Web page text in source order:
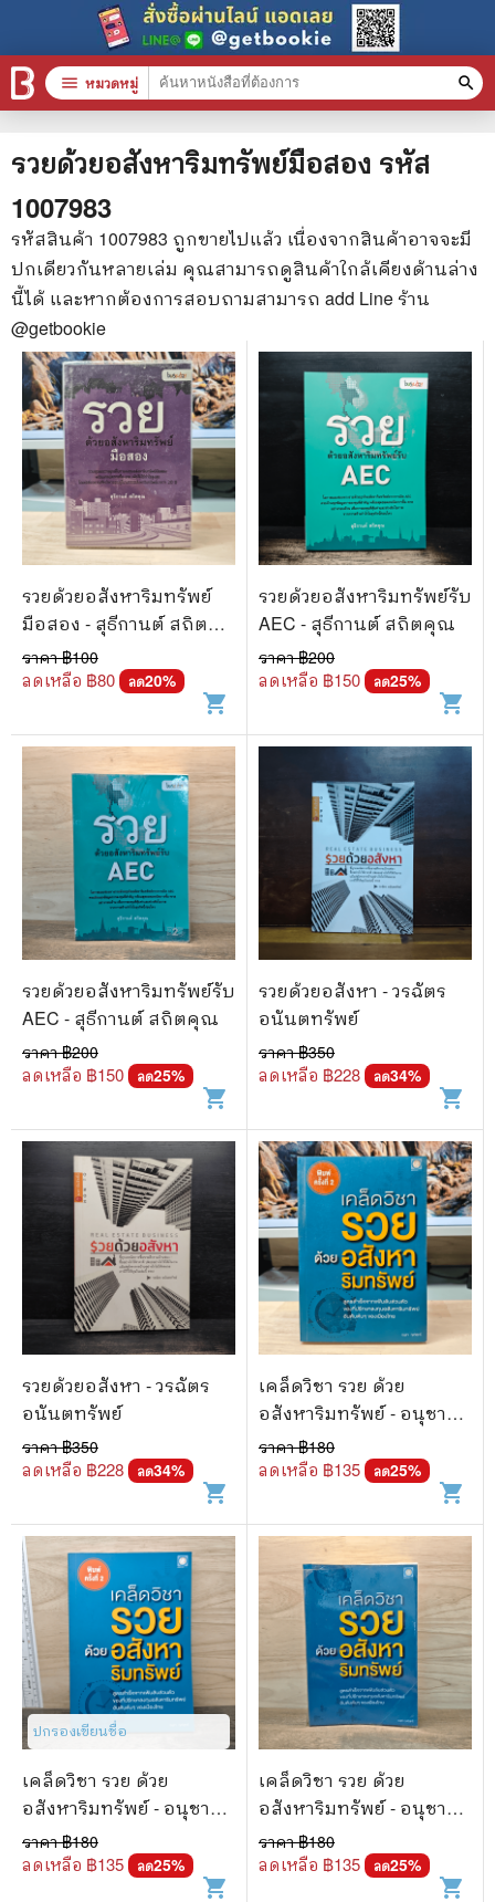
รวยด้วยอสังหาริมทรัพย์มือสอง รหัส
1007983
รหัสสินค้า 1007983 ถูกขายไปแล้ว เนื่องจากสินค้าอาจจะมี
ปกเดียวกันหลายเล่ม คุณสามารถดูสินค้าใกล้เคียงด้านล่าง
นี้ได้ และหากต้องการสอบถามสามารถ add Line ร้าน
@getbookie
รวยด้วยอสังหาริมทรัพย์
มือสอง - สุธีกานต์ สถิต
คุณ
ราคา ฿100
ลดเหลือ ฿80 ลด20%
shopping_cart
รวยด้วยอสังหาริมทรัพย์รับ
AEC - สุธีกานต์ สถิตคุณ
ราคา ฿200
ลดเหลือ ฿150 ลด25%
shopping_cart
รวยด้วยอสังหาริมทรัพย์รับ
AEC - สุธีกานต์ สถิตคุณ
ราคา ฿200
ลดเหลือ ฿150 ลด25%
shopping_cart
รวยด้วยอสังหา - วรฉัตร
อนันตทรัพย์
ราคา ฿350
ลดเหลือ ฿228 ลด34%
shopping_cart
รวยด้วยอสังหา - วรฉัตร
อนันตทรัพย์
ราคา ฿350
ลดเหลือ ฿228 ลด34%
shopping_cart
เคล็ดวิชา รวย ด้วย
อสังหาริมทรัพย์ - อนุชา
กุลวิสุทธิ์
ราคา ฿180
ลดเหลือ ฿135 ลด25%
shopping_cart
ปกรองเขียนชื่อ
เคล็ดวิชา รวย ด้วย
อสังหาริมทรัพย์ - อนุชา
กุลวิสุทธิ์
ราคา ฿180
ลดเหลือ ฿135 ลด25%
shopping_cart
เคล็ดวิชา รวย ด้วย
อสังหาริมทรัพย์ - อนุชา
กุลวิสุทธิ์
ราคา ฿180
ลดเหลือ ฿135 ลด25%
shopping_cart
menu หมวดหมู่ search
หมวดหมู่สินค้า
หนังสือทั้งหมด
stars สินค้าใช้เฉพาะแต้มเท่านั้น
📚 หนังสือทั่วไป
🦄 วรรณกรรม นิยาย เรื่องสั้น
🎓 การศึกษา
😼 หนังสือการ์ตูน
🐲 หนังสือเด็ก
📕 นิตยสาร
🌎 International Books
🎲 Board Game
📅 สินค้าอื่นๆ